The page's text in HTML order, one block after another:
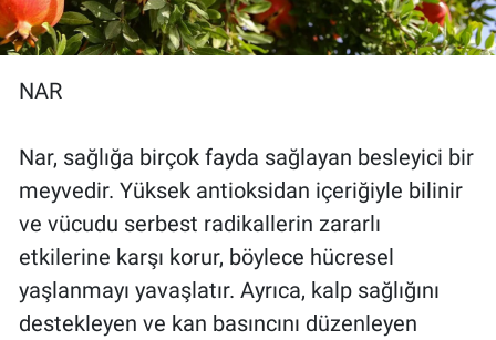
NAR
Nar, sağlığa birçok fayda sağlayan besleyici bir
meyvedir. Yüksek antioksidan içeriğiyle bilinir
ve vücudu serbest radikallerin zararlı
etkilerine karşı korur, böylece hücresel
yaşlanmayı yavaşlatır. Ayrıca, kalp sağlığını
destekleyen ve kan basıncını düzenleyen